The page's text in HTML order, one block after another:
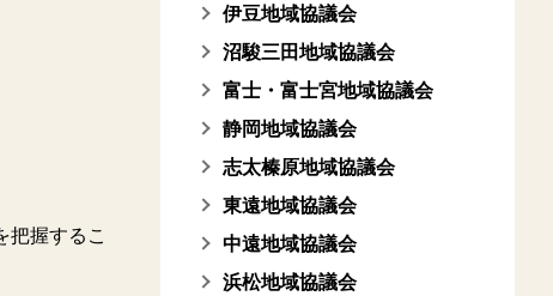
握するこ
伊豆地域協議会
沼駿三田地域協議会
富士・富士宮地域協議会
静岡地域協議会
志太榛原地域協議会
東遠地域協議会
中遠地域協議会
浜松地域協議会